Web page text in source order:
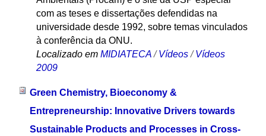
com as teses e dissertações defendidas na
universidade desde 1992, sobre temas vinculados
à conferência da ONU.
Localizado em MIDIATECA /Vídeos /Vídeos
2009
Green Chemistry, Bioeconomy &
Entrepreneurship: Innovative Drivers towards
Sustainable Products and Processes in Cross-